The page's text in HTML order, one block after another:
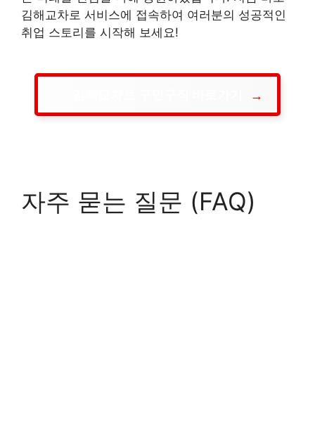
김해교차로 서비스에 접속하여 여러분의 성공적인
취업 스토리를 시작해 보세요!
자주 묻는 질문 (FAQ)